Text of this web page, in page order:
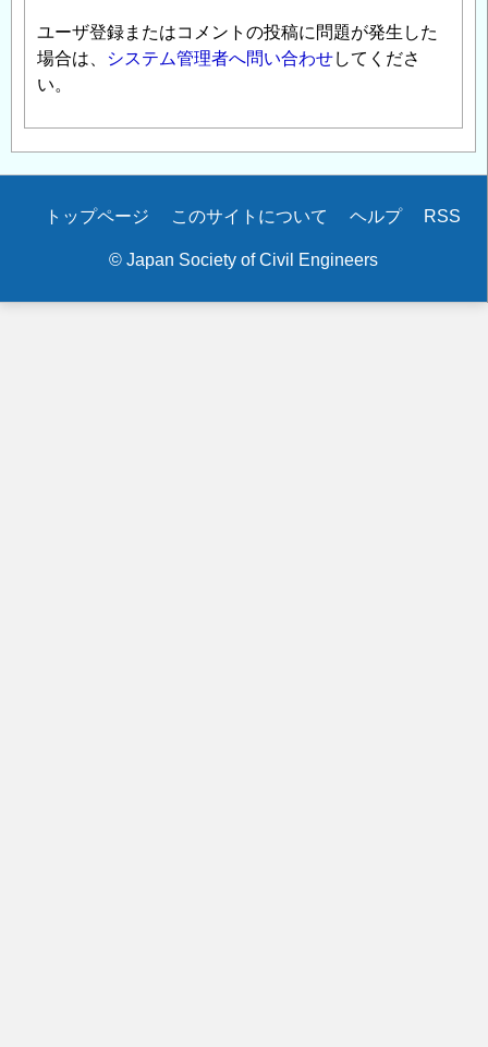
ユーザ登録またはコメントの投稿に問題が発生した
場合は、
システム管理者へ問い合わせしてくださ
い。
Secondary
トップページ このサイトについて ヘルプ RSS
© Japan Society of Civil Engineers